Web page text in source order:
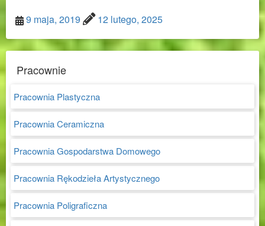
9 maja, 2019 12 lutego, 2025
Pracownie
Pracownia Plastyczna
Pracownia Ceramiczna
Pracownia Gospodarstwa Domowego
Pracownia Rękodzieła Artystycznego
Pracownia Poligraficzna